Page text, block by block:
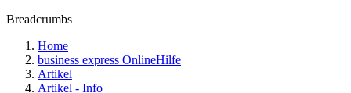
Breadcrumbs
Home
business express OnlineHilfe
Artikel
Artikel - Info